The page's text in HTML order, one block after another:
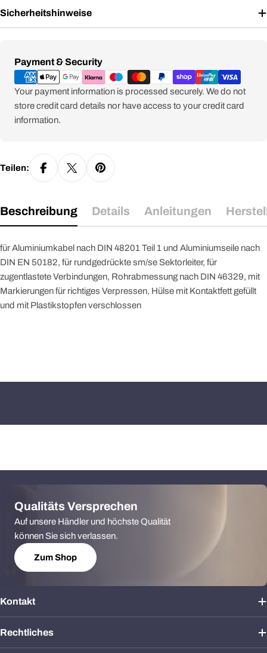
Sicherheitshinweise
Payment & Security
Zahlungsmethoden
Your payment information is processed securely. We do not
store credit card details nor have access to your credit card
information.
Teilen:
Beschreibung Details Anleitungen
für Aluminiumkabel nach DIN 48201 Teil 1 und Aluminiumseile nach
DIN EN 50182, für rundgedrückte sm/se Sektorleiter, für
zugentlastete Verbindungen, Rohrabmessung nach DIN 46329, mit
Markierungen für richtiges Verpressen, Hülse mit Kontaktfett gefüllt
und mit Plastikstopfen verschlossen
Qualitäts Versprechen
Auf unsere Händler und höchste Qualität
können Sie sich verlassen.
Zum Shop
Kontakt
Rechtliches